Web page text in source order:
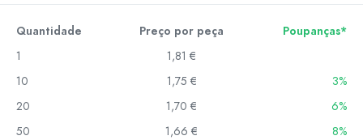
Quantidade Preço por peça
Poupanças*
1
1,81 €
10
1,75 €
3%
20
1,70 €
6%
50
1,66 €
8%